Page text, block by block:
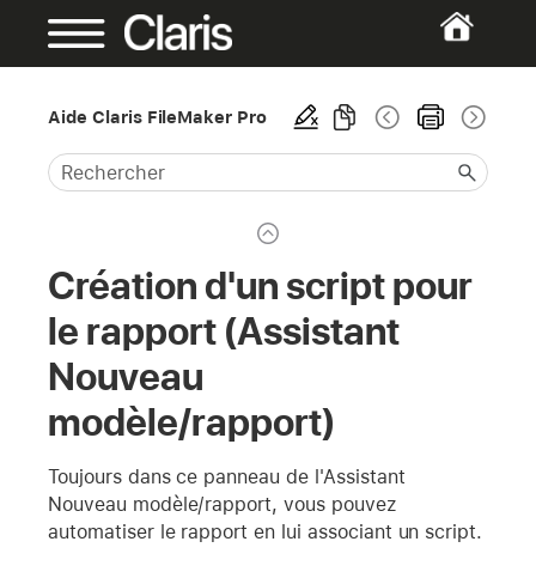
Aide Claris FileMaker Pro
Création d'un script pour
le rapport (Assistant
Nouveau
modèle/rapport)
Toujours dans ce panneau de l'Assistant
Nouveau modèle/rapport, vous pouvez
automatiser le rapport en lui associant un script.